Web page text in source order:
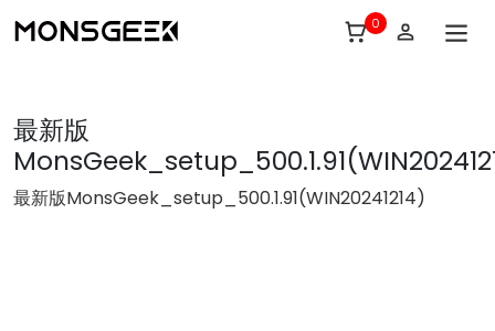
0
最新版
最新版MonsGeek_setup_500.1.91(WIN20241214)